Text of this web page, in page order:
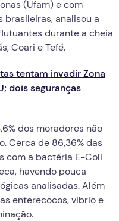
(Ufam) e com
analisou a
durante a cheia
Coari e Tefé.
tentam invadir Zona
dois seguranças
dos moradores não
Cerca de 86,36% das
com a bactéria E-Coli
havendo pouca
analisadas. Além
enterecocos, vibrio e